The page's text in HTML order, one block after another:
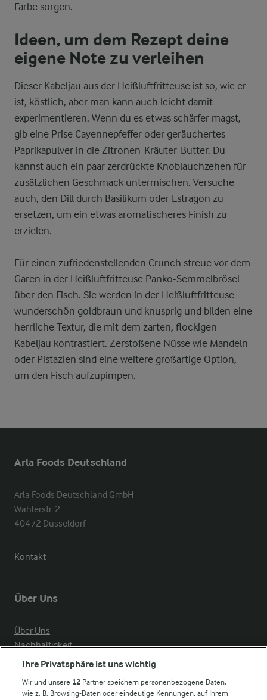
Farbe sorgen.
Ideen, um dem Rezept deine
eigene Note zu verleihen
Dieser Kabeljau aus der Heißluftfritteuse ist so, wie er
ist, köstlich, aber man kann auch leicht damit
experimentieren. Wenn du es etwas schärfer magst,
gib eine Prise Cayennepfeffer oder geräuchertes
Paprikapulver in die Zitronen-Kräuter-Butter. Du
kannst auch ein paar zerdrückte Knoblauchzehen für
zusätzlichen Geschmack untermischen. Versuche
auch, den Dill durch Basilikum oder Estragon zu
ersetzen, um ein etwas aromatischeres Finish zu
erzielen.
Für einen zufriedenstellenden Crunch streue vor dem
Garen in der Heißluftfritteuse Panko-Semmelbrösel
über den Fisch. Sie werden in der Heißluftfritteuse
wunderschön goldbraun und knusprig und bilden eine
herrliche Textur, die mit dem zarten, flockigen
Kabeljau kontrastiert. Zerstoßene Nüsse wie Mandeln
oder Pistazien sind eine weitere großartige Option,
um den Fisch aufzupimpen.
Arla Foods Deutschland
Arla Foods Deutschland GmbH
Wahlerstr. 2
40472 Düsseldorf
Kontakt
Über Uns
Über Uns
Nachhaltigkeit
Compliance
Arla in anderen Ländern
Ihre Privatsphäre ist uns wichtig
Wir und unsere 12 Partner speichern personenbezogene Daten,
wie z. B. Browsing-Daten oder eindeutige Kennungen, auf Ihrem